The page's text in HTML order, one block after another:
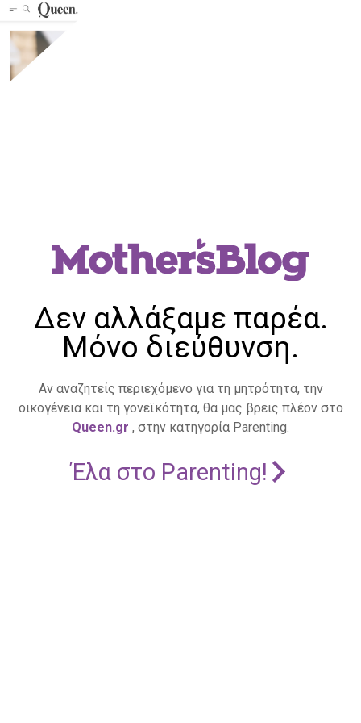
Δεν αλλάξαμε παρέα.
Μόνο διεύθυνση.
Αν αναζητείς περιεχόμενο για τη μητρότητα, την
οικογένεια και τη γονεϊκότητα, θα μας βρεις πλέον στο
Queen.gr , στην κατηγορία Parenting.
Έλα στο Parenting!